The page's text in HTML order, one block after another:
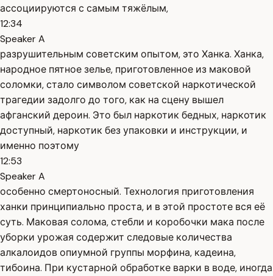
ассоциируются с самым тяжёлым,
12:34
Speaker A
разрушительным советским опытом, это Ханка. Ханка,
народное пятное зелье, приготовленное из маковой
соломки, стало символом советской наркотической
трагедии задолго до того, как на сцену вышел
афганский дероин. Это был наркотик бедных, наркотик
доступный, наркотик без упаковки и инструкции, и
именно поэтому
12:53
Speaker A
особенно смертоносный. Технология приготовления
ханки принципиально проста, и в этой простоте вся её
суть. Маковая солома, стебли и коробочки мака после
уборки урожая содержит следовые количества
алкалоидов опиумной группы морфина, кадеина,
тибоина. При кустарной обработке варки в воде, иногда